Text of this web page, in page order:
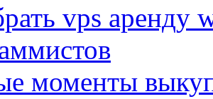
vps аренду
моменты